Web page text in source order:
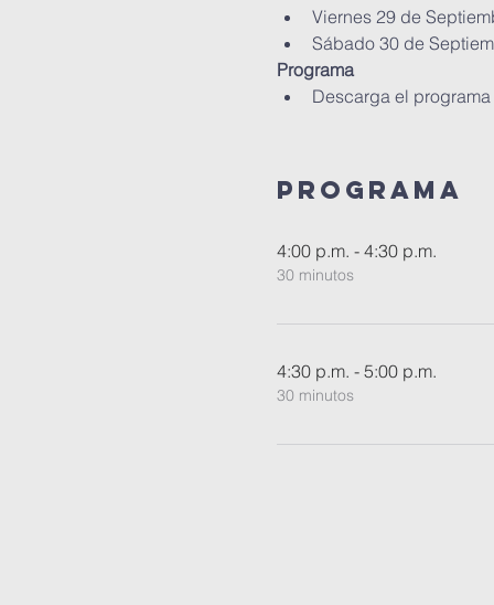
Viernes 29 de
Sábado 30 de
Programa
Descarga el
Programa
4:00 p.m. - 4:30 p.m.
30 minutos
4:30 p.m. - 5:00 p.m.
30 minutos